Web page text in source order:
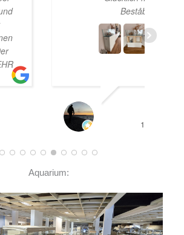
A
14. JUNI 2026
Aquarium: